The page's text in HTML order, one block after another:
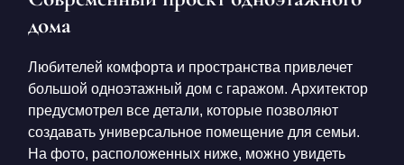
дома
Любителей комфорта и пространства привлечет
большой одноэтажный дом с гаражом. Архитектор
предусмотрел все детали, которые позволяют
создавать универсальное помещение для семьи.
На фото, расположенных ниже, можно увидеть